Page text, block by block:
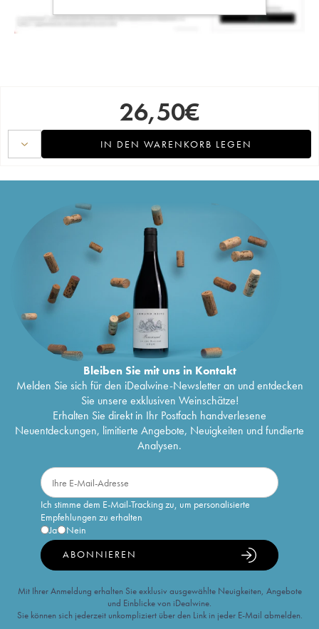
26,50€
IN DEN WARENKORB LEGEN
Bleiben Sie mit uns in Kontakt
Melden Sie sich für den iDealwine-Newsletter an und entdecken
Sie unsere exklusiven Weinschätze!
Erhalten Sie direkt in Ihr Postfach handverlesene
Neuentdeckungen, limitierte Angebote, Neuigkeiten und fundierte
Analysen.
Ich stimme dem E-Mail-Tracking zu, um personalisierte
Empfehlungen zu erhalten
Ja
Nein
ABONNIEREN
Mit Ihrer Anmeldung erhalten Sie exklusiv ausgewählte Neuigkeiten, Angebote
und Einblicke von iDealwine.
Sie können sich jederzeit unkompliziert über den Link in jeder E-Mail abmelden.